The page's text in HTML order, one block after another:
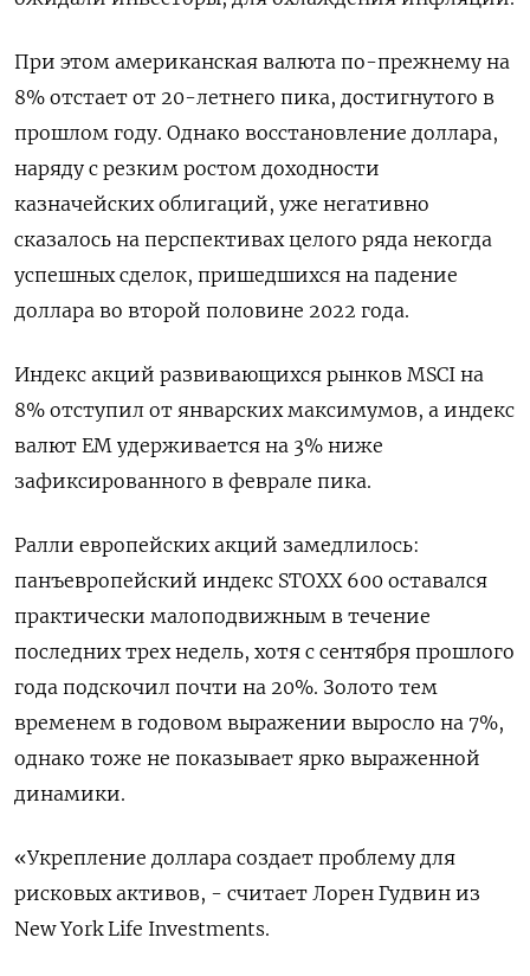
При этом американская валюта по-прежнему на
8% отстает от 20-летнего пика, достигнутого в
прошлом году. Однако восстановление доллара,
наряду с резким ростом доходности
казначейских облигаций, уже негативно
сказалось на перспективах целого ряда некогда
успешных сделок, пришедшихся на падение
доллара во второй половине 2022 года.
Индекс акций развивающихся рынков MSCI на
8% отступил от январских максимумов, а индекс
валют EM удерживается на 3% ниже
зафиксированного в феврале пика.
Ралли европейских акций замедлилось:
панъевропейский индекс STOXX 600 оставался
практически малоподвижным в течение
последних трех недель, хотя с сентября прошлого
года подскочил почти на 20%. Золото тем
временем в годовом выражении выросло на 7%,
однако тоже не показывает ярко выраженной
динамики.
«Укрепление доллара создает проблему для
рисковых активов, - считает Лорен Гудвин из
New York Life Investments.